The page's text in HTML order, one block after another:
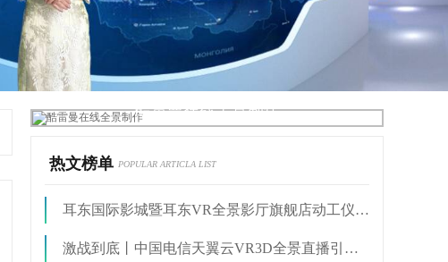
酷雷曼在线全景制作
热文榜单 POPULAR ARTICLA LIST
耳东国际影城暨耳东VR全景影厅旗舰店动工仪式盛大举行
激战到底丨中国电信天翼云VR3D全景直播引燃拳击热火